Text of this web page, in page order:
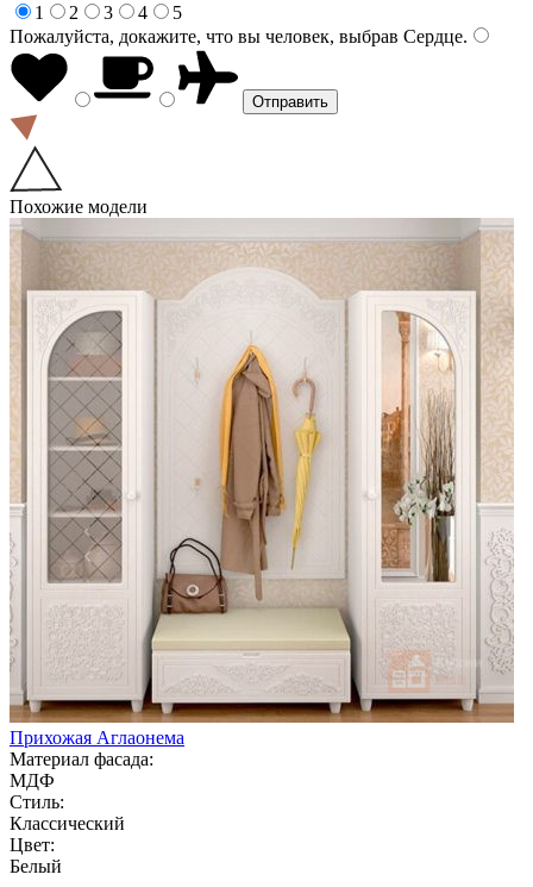
1
2 3 4
5
Пожалуйста, докажите, что вы человек, выбрав Сердце.
Похожие модели
Прихожая Аглаонема
Материал фасада:
МДФ
Стиль:
Классический
Цвет:
Белый